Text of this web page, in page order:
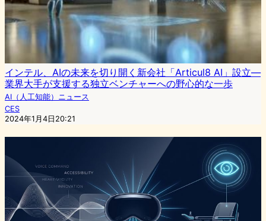
インテル、AIの未来を切り開く新会社「Articul8 AI」設立—
業界大手が支援する独立ベンチャーへの野心的な一歩
AI（人工知能）ニュース
CES
2024年1月4日20:21